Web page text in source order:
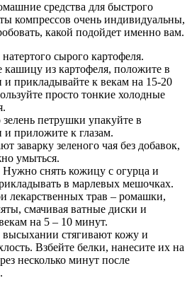
средства для быстрого
компрессов очень индивидуальны,
какой подойдет именно вам.
сырого картофеля.
из картофеля, положите в
прикладывайте к векам на 15-20
просто тонкие холодные
петрушки упакуйте в
приложите к глазам.
заварку зеленого чая без добавок,
умыться.
снять кожицу с огурца и
в марлевых мешочках.
лекарственных трав – ромашки,
смачивая ватные диски и
на 5 – 10 минут.
стягивают кожу и
Взбейте белки, нанесите их на
несколько минут после